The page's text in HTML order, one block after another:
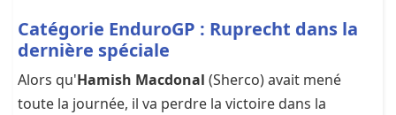
Catégorie EnduroGP : Ruprecht dans la
dernière spéciale
Alors qu'Hamish Macdonal (Sherco) avait mené
toute la journée, il va perdre la victoire dans la